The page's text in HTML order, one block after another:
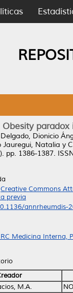
Obesity
Dionicio
Jauregui, Natalia y
pp. 1386-1387.
Creative Commons
previa
annrheumdis-
Medicina Interna,
M.A.